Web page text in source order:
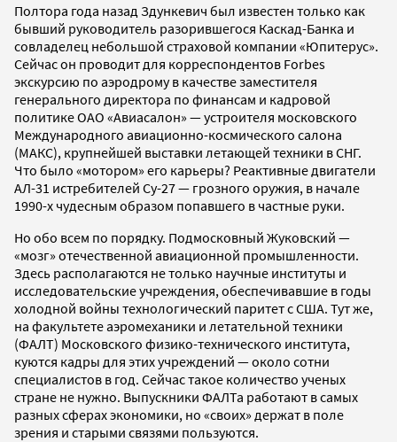
Полтора года назад Здункевич был известен только как
бывший руководитель разорившегося Каскад-Банка и
совладелец небольшой страховой компании «Юпитерус».
Сейчас он проводит для корреспондентов Forbes
экскурсию по аэродрому в качестве заместителя
генерального директора по финансам и кадровой
политике ОАО «Авиасалон» — устроителя московского
Международного авиационно-космического салона
(МАКС), крупнейшей выставки летающей техники в СНГ.
Что было «мотором» его карьеры? Реактивные двигатели
АЛ-31 истребителей Су-27 — грозного оружия, в начале
1990-х чудесным образом попавшего в частные руки.
Но обо всем по порядку. Подмосковный Жуковский —
«мозг» отечественной авиационной промышленности.
Здесь располагаются не только научные институты и
исследовательские учреждения, обеспечивавшие в годы
холодной войны технологический паритет с США. Тут же,
на факультете аэромеханики и летательной техники
(ФАЛТ) Московского физико-технического института,
куются кадры для этих учреждений — около сотни
специалистов в год. Сейчас такое количество ученых
стране не нужно. Выпускники ФАЛТа работают в самых
разных сферах экономики, но «своих» держат в поле
зрения и старыми связями пользуются.